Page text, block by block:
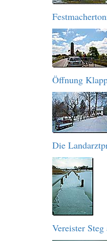
Öffnung
Die
Vereister